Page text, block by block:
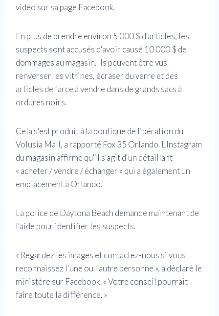
vidéo sur sa page Facebook.
En plus de prendre environ 5 000 $ d'articles, les
suspects sont accusés d'avoir causé 10 000 $ de
dommages au magasin. Ils peuvent être vus
renverser les vitrines, écraser du verre et des
articles de farce à vendre dans de grands sacs à
ordures noirs.
Cela s'est produit à la boutique de libération du
Volusia Mall, a rapporté Fox 35 Orlando. L'Instagram
du magasin affirme qu'il s'agit d'un détaillant
« acheter / vendre / échanger » qui a également un
emplacement à Orlando.
La police de Daytona Beach demande maintenant de
l'aide pour identifier les suspects.
« Regardez les images et contactez-nous si vous
reconnaissez l'une ou l'autre personne », a déclaré le
ministère sur Facebook. « Votre conseil pourrait
faire toute la différence. »